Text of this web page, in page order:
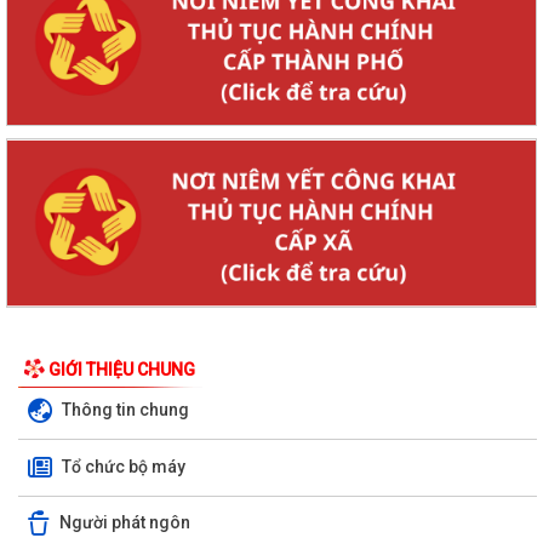
GIỚI THIỆU CHUNG
Thông tin chung
Tổ chức bộ máy
Người phát ngôn